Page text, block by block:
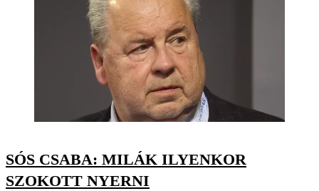
SÓS CSABA: MILÁK ILYENKOR
SZOKOTT NYERNI